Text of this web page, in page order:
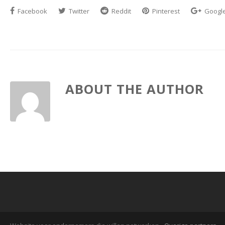
Facebook Twitter Reddit Pinterest
ABOUT THE AUTHOR